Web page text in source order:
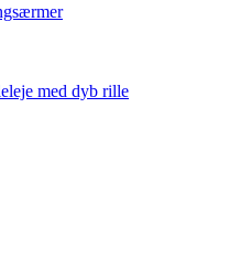
med dyb rille